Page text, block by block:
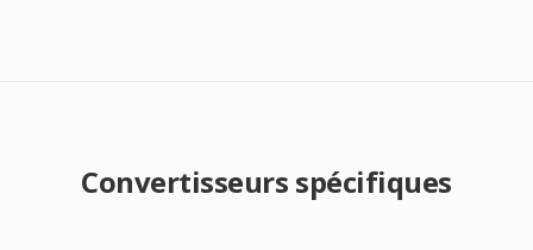
Convertisseurs spécifiques